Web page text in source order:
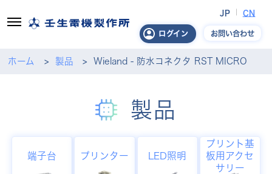
ログイン
JP CN
お問い合わせ
ホーム 製品 Wieland - 防水コネクタ RST MICRO
製品
端子台 プリンター LED照明
プリント基
板用アクセ
サリー